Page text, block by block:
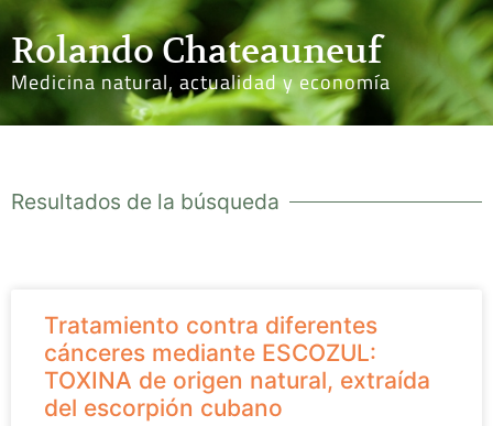
Rolando Chateauneuf
Medicina natural, actualidad y economía
Resultados de la búsqueda
Tratamiento contra diferentes
cánceres mediante ESCOZUL:
TOXINA de origen natural, extraída
del escorpión cubano